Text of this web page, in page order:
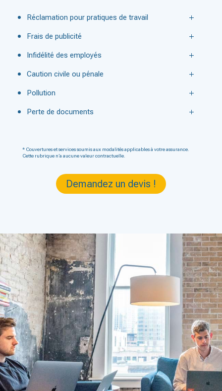
Réclamation pour pratiques de travail
Frais de publicité
Infidélité des employés
Caution civile ou pénale
Pollution
Perte de documents
* Couvertures et services soumis aux modalités applicables à votre assurance.
Cette rubrique n’a aucune valeur contractuelle.
Demandez un devis !